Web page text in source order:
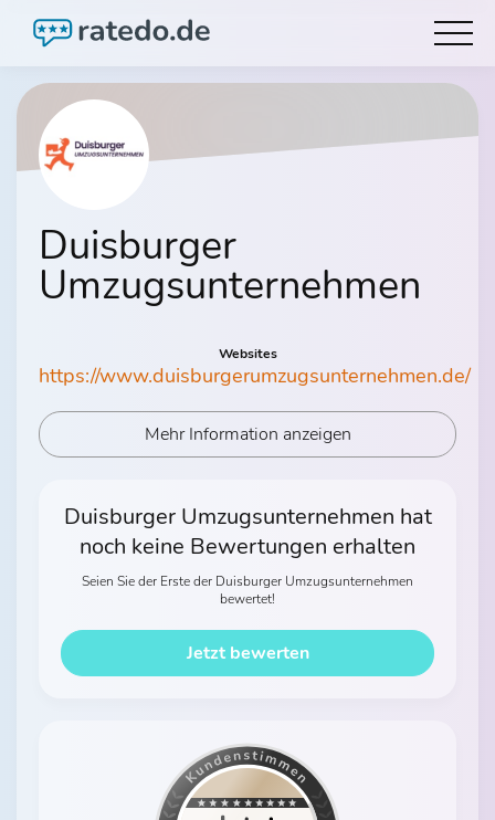
Duisburger
Umzugsunternehmen
Websites
https://www.duisburgerumzugsunternehmen.de/
Mehr Information anzeigen
Duisburger Umzugsunternehmen hat
noch keine Bewertungen erhalten
Seien Sie der Erste der Duisburger Umzugsunternehmen
bewertet!
Jetzt bewerten